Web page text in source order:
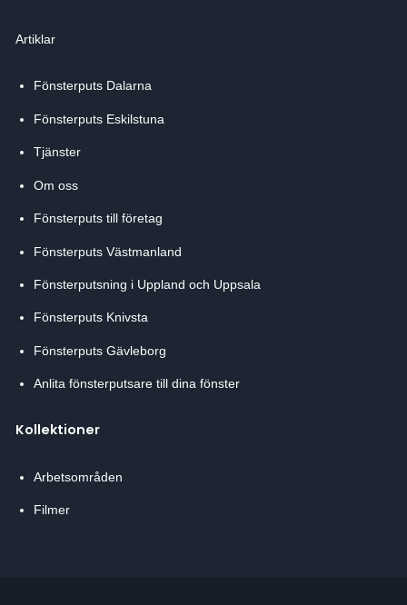
Artiklar
Fönsterputs Dalarna
Fönsterputs Eskilstuna
Tjänster
Om oss
Fönsterputs till företag
Fönsterputs Västmanland
Fönsterputsning i Uppland och Uppsala
Fönsterputs Knivsta
Fönsterputs Gävleborg
Anlita fönsterputsare till dina fönster
Kollektioner
Arbetsområden
Filmer